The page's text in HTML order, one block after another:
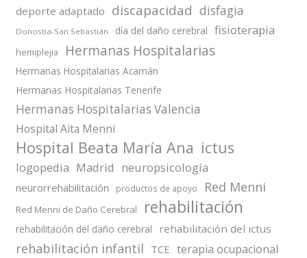
deporte adaptado discapacidad disfagia
Donostia-San Sebastián día del daño cerebral fisioterapia
hemiplejia Hermanas Hospitalarias
Hermanas Hospitalarias Acamán
Hermanas Hospitalarias Tenerife
Hermanas Hospitalarias Valencia
Hospital Aita Menni
Hospital Beata María Ana ictus
logopedia Madrid neuropsicología
neurorrehabilitación productos de apoyo Red Menni
Red Menni de Daño Cerebral rehabilitación
rehabilitación del daño cerebral rehabilitación del ictus
rehabilitación infantil TCE terapia ocupacional